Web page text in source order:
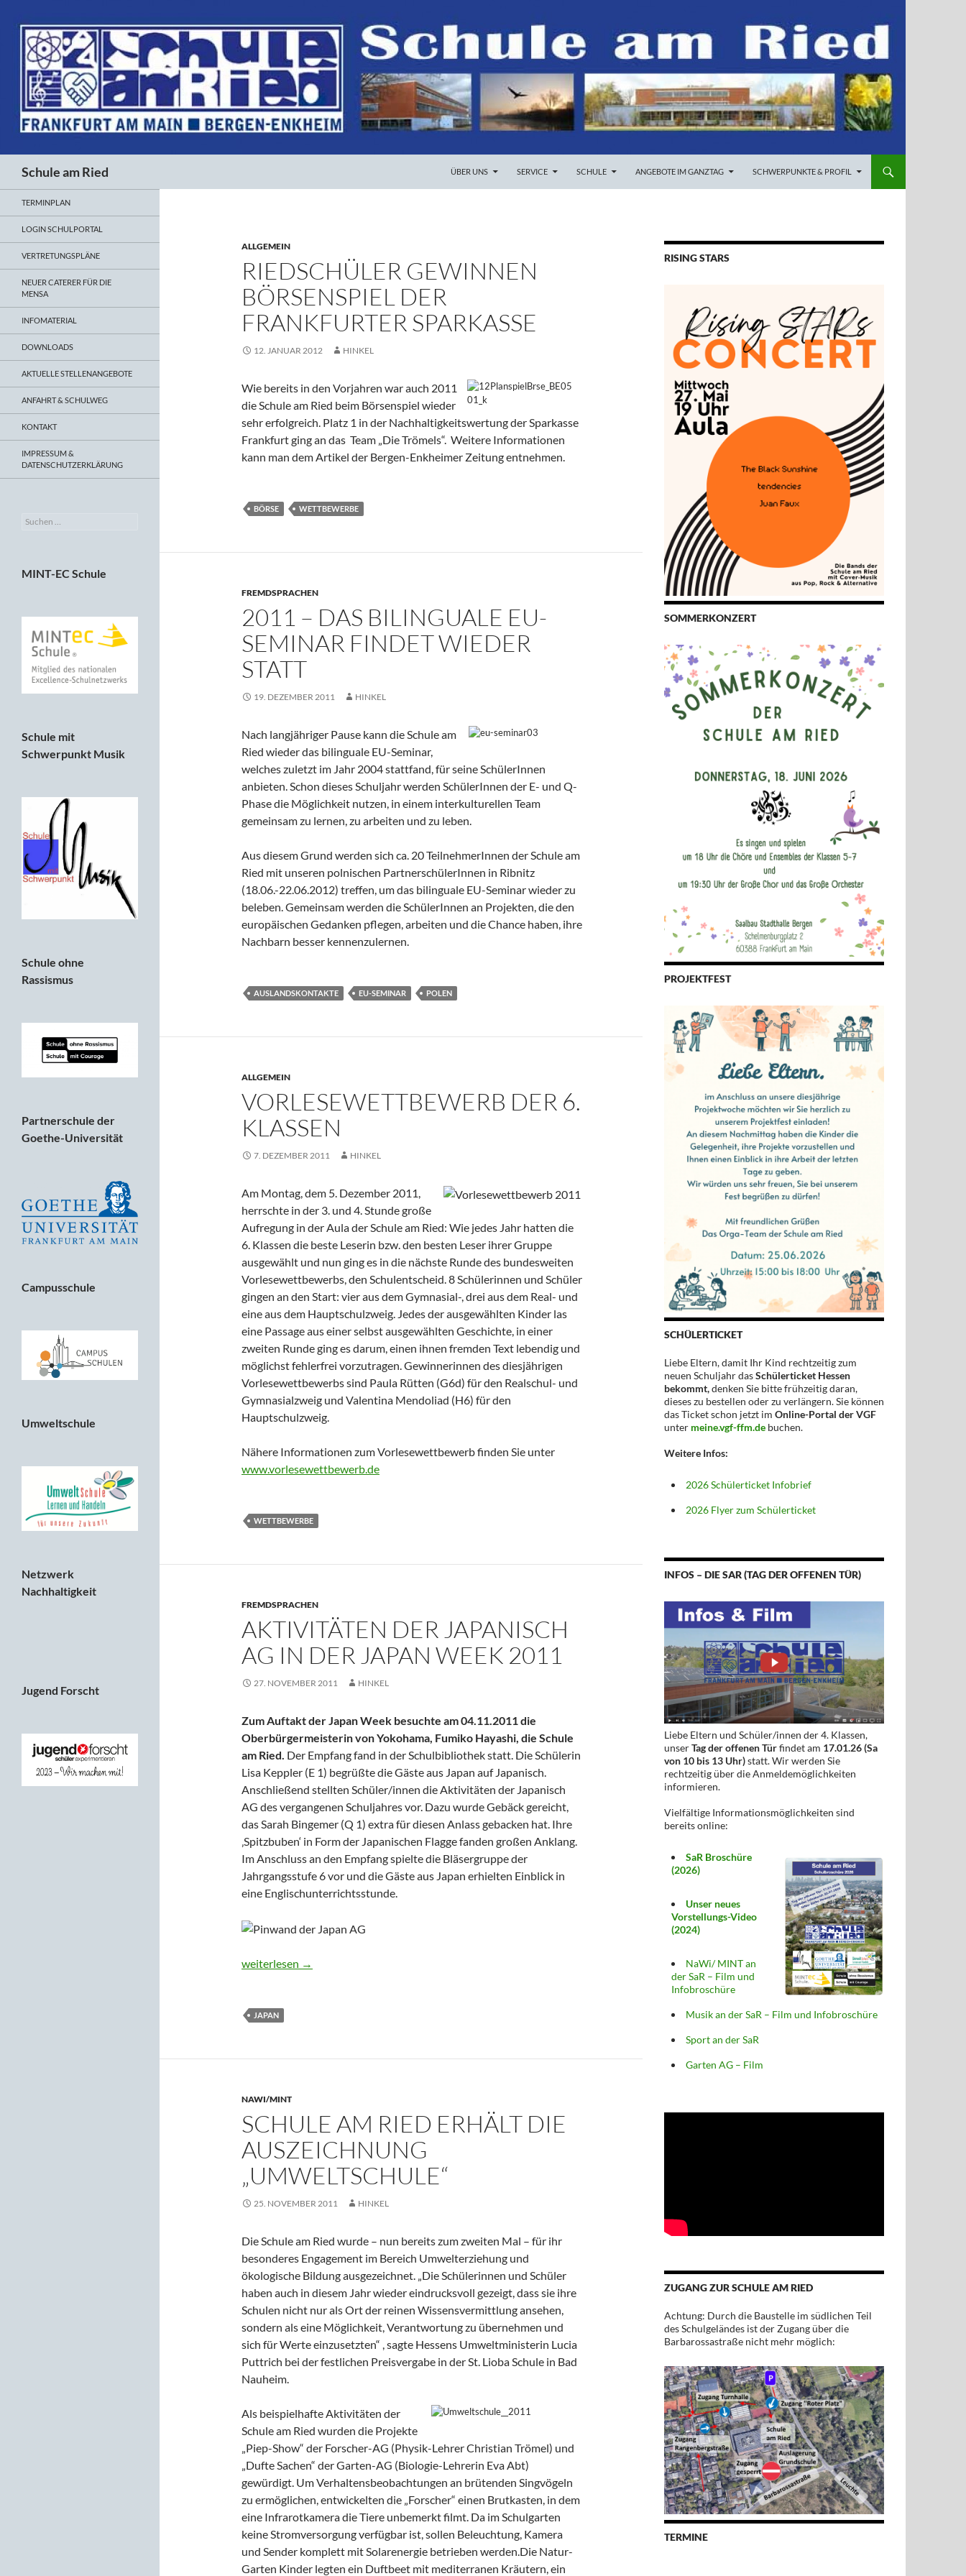
Schule am Ried
ÜBER UNS
SERVICE SCHULE ANGEBOTE IM GANZTAG SCHWERPUNKTE & PROFIL
ALLGEMEIN
RIEDSCHÜLER GEWINNEN
BÖRSENSPIEL DER
FRANKFURTER SPARKASSE
12. JANUAR 2012 HINKEL
Wie bereits in den Vorjahren war auch 2011
die Schule am Ried beim Börsenspiel wieder
sehr erfolgreich. Platz 1 in der Nachhaltigkeitswertung der Sparkasse
Frankfurt ging an das Team „Die Trömels“. Weitere Informationen
kann man dem Artikel der Bergen-Enkheimer Zeitung entnehmen.
BÖRSE WETTBEWERBE
FREMDSPRACHEN
2011 – DAS BILINGUALE EU-
SEMINAR FINDET WIEDER
STATT
19. DEZEMBER 2011 HINKEL
Nach langjähriger Pause kann die Schule am
Ried wieder das bilinguale EU-Seminar,
welches zuletzt im Jahr 2004 stattfand, für seine SchülerInnen
anbieten. Schon dieses Schuljahr werden SchülerInnen der E- und Q-
Phase die Möglichkeit nutzen, in einem interkulturellen Team
gemeinsam zu lernen, zu arbeiten und zu leben.
Aus diesem Grund werden sich ca. 20 TeilnehmerInnen der Schule am
Ried mit unseren polnischen PartnerschülerInnen in Ribnitz
(18.06.-22.06.2012) treffen, um das bilinguale EU-Seminar wieder zu
beleben. Gemeinsam werden die SchülerInnen an Projekten, die den
europäischen Gedanken pflegen, arbeiten und die Chance haben, ihre
Nachbarn besser kennenzulernen.
AUSLANDSKONTAKTE EU-SEMINAR POLEN
ALLGEMEIN
VORLESEWETTBEWERB DER 6.
KLASSEN
7. DEZEMBER 2011 HINKEL
Am Montag, dem 5. Dezember 2011,
herrschte in der 3. und 4. Stunde große
Aufregung in der Aula der Schule am Ried: Wie jedes Jahr hatten die
6. Klassen die beste Leserin bzw. den besten Leser ihrer Gruppe
ausgewählt und nun ging es in die nächste Runde des bundesweiten
Vorlesewettbewerbs, den Schulentscheid. 8 Schülerinnen und Schüler
gingen an den Start: vier aus dem Gymnasial-, drei aus dem Real- und
eine aus dem Hauptschulzweig. Jedes der ausgewählten Kinder las
eine Passage aus einer selbst ausgewählten Geschichte, in einer
zweiten Runde ging es darum, einen ihnen fremden Text lebendig und
möglichst fehlerfrei vorzutragen. Gewinnerinnen des diesjährigen
Vorlesewettbewerbs sind Paula Rütten (G6d) für den Realschul- und
Gymnasialzweig und Valentina Mendoliad (H6) für den
Hauptschulzweig.
Nähere Informationen zum Vorlesewettbewerb finden Sie unter
www.vorlesewettbewerb.de
WETTBEWERBE
FREMDSPRACHEN
AKTIVITÄTEN DER JAPANISCH
AG IN DER JAPAN WEEK 2011
27. NOVEMBER 2011 HINKEL
Zum Auftakt der Japan Week besuchte am 04.11.2011 die
Oberbürgermeisterin von Yokohama, Fumiko Hayashi, die Schule
am Ried. Der Empfang fand in der Schulbibliothek statt. Die Schülerin
Lisa Keppler (E 1) begrüßte die Gäste aus Japan auf Japanisch.
Anschließend stellten Schüler/innen die Aktivitäten der Japanisch
AG des vergangenen Schuljahres vor. Dazu wurde Gebäck gereicht,
das Sarah Bingemer (Q 1) extra für diesen Anlass gebacken hat. Ihre
‚Spitzbuben‘ in Form der Japanischen Flagge fanden großen Anklang.
Im Anschluss an den Empfang spielte die Bläsergruppe der
Jahrgangsstufe 6 vor und die Gäste aus Japan erhielten Einblick in
eine Englischunterrichtsstunde.
Aktivitäten der Japanisch AG in der Japan Week 2011
weiterlesen →
JAPAN
NAWI/MINT
SCHULE AM RIED ERHÄLT DIE
AUSZEICHNUNG
„UMWELTSCHULE“
25. NOVEMBER 2011 HINKEL
Die Schule am Ried wurde – nun bereits zum zweiten Mal – für ihr
besonderes Engagement im Bereich Umwelterziehung und
ökologische Bildung ausgezeichnet. „Die Schülerinnen und Schüler
haben auch in diesem Jahr wieder eindrucksvoll gezeigt, dass sie ihre
Schulen nicht nur als Ort der reinen Wissensvermittlung ansehen,
sondern als eine Möglichkeit, Verantwortung zu übernehmen und
sich für Werte einzusetzten“ , sagte Hessens Umweltministerin Lucia
Puttrich bei der festlichen Preisvergabe in der St. Lioba Schule in Bad
Nauheim.
Als beispielhafte Aktivitäten der
Schule am Ried wurden die Projekte
„Piep-Show“ der Forscher-AG (Physik-Lehrer Christian Trömel) und
„Dufte Sachen“ der Garten-AG (Biologie-Lehrerin Eva Abt)
gewürdigt. Um Verhaltensbeobachtungen an brütenden Singvögeln
zu ermöglichen, entwickelten die „Forscher“ einen Brutkasten, in dem
eine Infrarotkamera die Tiere unbemerkt filmt. Da im Schulgarten
keine Stromversorgung verfügbar ist, sollen Beleuchtung, Kamera
und Sender komplett mit Solarenergie betrieben werden.Die Natur-
Garten Kinder legten ein Duftbeet mit mediterranen Kräutern, ein
RISING STARS
SOMMERKONZERT
PROJEKTFEST
SCHÜLERTICKET
Liebe Eltern, damit Ihr Kind rechtzeitig zum
neuen Schuljahr dasSchülerticket Hessen
bekommt,denken Sie bitte frühzeitig daran,
dieses zu bestellen oder zu verlängern. Sie können
das Ticket schon jetzt im Online-Portal der VGF
unter meine.vgf-ffm.de buchen.
Weitere Infos:
2026 Schülerticket Infobrief
2026 Flyer zum Schülerticket
INFOS – DIE SAR (TAG DER OFFENEN TÜR)
Liebe Eltern und Schüler/innen der 4. Klassen,
unserTag der offenen Türfindet am 17.01.26 (Sa
von 10 bis 13 Uhr)statt. Wir werden Sie
rechtzeitig über die Anmeldemöglichkeiten
informieren.
Vielfältige Informationsmöglichkeiten sind
bereits online:
SaR Broschüre
(2026)
Unser neues
Vorstellungs-Video
(2024)
NaWi/ MINT an
der SaR – Film und
Infobroschüre
Musik an der SaR – Film und Infobroschüre
Sport an der SaR
Garten AG – Film
ZUGANG ZUR SCHULE AM RIED
Achtung: Durch die Baustelle im südlichen Teil
des Schulgeländes ist der Zugang über die
Barbarossastraße nicht mehr möglich:
TERMINE
TERMINPLAN
LOGIN SCHULPORTAL
VERTRETUNGSPLÄNE
NEUER CATERER FÜR DIE
MENSA
INFOMATERIAL
DOWNLOADS
AKTUELLE STELLENANGEBOTE
ANFAHRT & SCHULWEG
KONTAKT
IMPRESSUM &
DATENSCHUTZERKLÄRUNG
Suchen
MINT-EC Schule
Schule mit
Schwerpunkt Musik
Schule ohne
Rassismus
Partnerschule der
Goethe-Universität
Campusschule
Umweltschule
Netzwerk
Nachhaltigkeit
Jugend Forscht